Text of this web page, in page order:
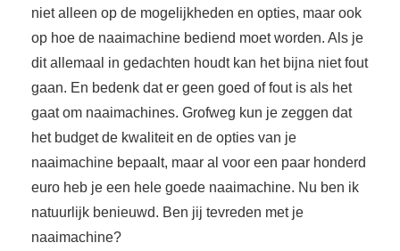
niet alleen op de mogelijkheden en opties, maar ook
op hoe de naaimachine bediend moet worden. Als je
dit allemaal in gedachten houdt kan het bijna niet fout
gaan. En bedenk dat er geen goed of fout is als het
gaat om naaimachines. Grofweg kun je zeggen dat
het budget de kwaliteit en de opties van je
naaimachine bepaalt, maar al voor een paar honderd
euro heb je een hele goede naaimachine. Nu ben ik
natuurlijk benieuwd. Ben jij tevreden met je
naaimachine?